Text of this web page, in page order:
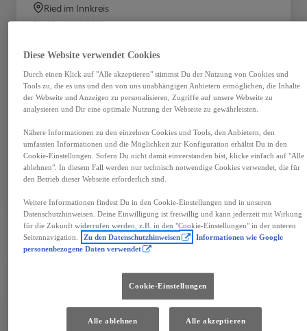
Ried im Innkreis
PLUG-IN HYBRID
Automatik
Benzin
Türen
5
Leistung
164 kW (223 PS)
Mehr anzeigen
€ 39.990
Fahrzeug wählen
Speichern
Diese Website verwendet Cookies
Durch einen Klick auf "Alle akzeptieren" stimmst Du der Nutzung von Cookies und
Tools zu, die es uns und den von uns unabhängigen Anbietern ermöglichen, die Inhalte
der Webseite und Anzeigen zu personalisieren, Zugriffe auf unsere Webseite zu
analysieren und Dir eine optimale Nutzung der Webseite zu gewährleisten.
Nähere Informationen zu den einzelnen Cookies und Tools, den Anbietern, den
umfassten Informationen und die Möglichkeit zur Konfiguration erhältst Du in den
Cookie-Einstellungen. Sofern Du nicht damit einverstanden bist, klicke einfach auf "Alle
ablehnen". In diesem Fall werden nur technisch notwendige Cookies verwendet, die für
den Betrieb dieser Webseite erforderlich sind.
Weitere Informationen findest Du in den Cookie-Einstellungen und in unseren
Datenschutzhinweisen. Deine Einwilligung ist freiwillig und kann jederzeit mit Wirkung
für die Zukunft widerrufen werden, z.B. in den "Cookie-Einstellungen" in der unteren
Seitennavigation.
Zu den Datenschutzhinweisen
Informationen wie Google
personenbezogene Daten verwendet
Cookie-Einstellungen
Alle ablehnen Alle akzeptieren